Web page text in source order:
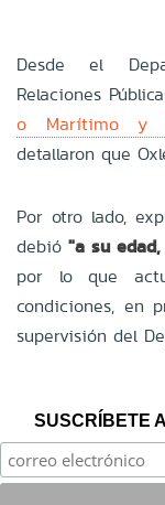
Desde el
Relaciones
o Marítimo y
detallaron que
Por otro lado,
debió "a su
por lo que
condiciones, en
supervisión del
SUSCRÍBETE